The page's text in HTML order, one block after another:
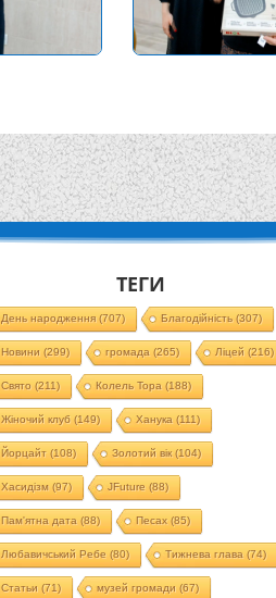
ТЕГИ
День народження(707) Благодійність (307)
Новини (299) громада (265) Ліцей (216)
Свято (211) Колель Тора (188)
Жіночий клуб (149) Ханука (111)
Йорцайт (108) Золотий вік(104)
Хасидізм (97) JFuture (88)
Пам'ятна дата (88) Песах(85)
Любавичський Ребе (80) Тижнева глава (74)
Статьи (71) музей громади (67)